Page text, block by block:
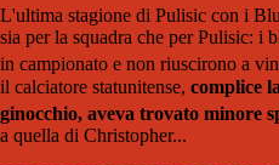
L'ultima stagione di Pulisic con i
sia per la squadra che per Pulisic: i
in campionato e non riuscirono a
il calciatore statunitense, complice
ginocchio, aveva trovato minore
a quella di Christopher...